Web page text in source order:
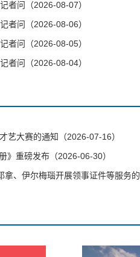
者问（2026-08-07）
者问（2026-08-06）
者问（2026-08-05）
者问（2026-08-04）
艺大赛的通知（2026-07-16）
》重磅发布（2026-06-30）
拿、伊尔梅瑙开展领事证件等服务